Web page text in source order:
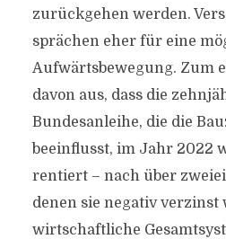
zurückgehen werden.
sprächen eher für eine
Aufwärtsbewegung. Zum
davon aus, dass die
Bundesanleihe, die die
beeinflusst, im Jahr 2022
rentiert – nach über
denen sie negativ verzinst
wirtschaftliche